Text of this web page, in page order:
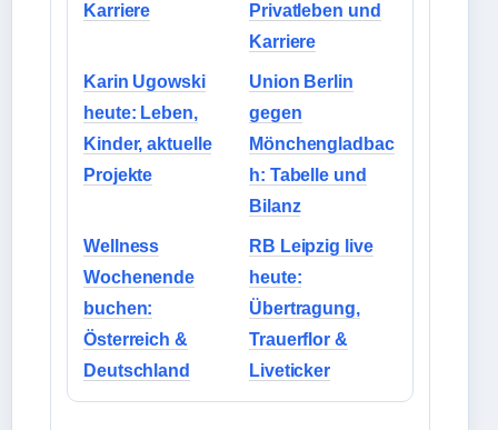
Karriere
Privatleben und
Karriere
Karin Ugowski
heute: Leben,
Kinder, aktuelle
Projekte
Union Berlin
gegen
Mönchengladbac
h: Tabelle und
Bilanz
Wellness
Wochenende
buchen:
Österreich &
Deutschland
RB Leipzig live
heute:
Übertragung,
Trauerflor &
Liveticker